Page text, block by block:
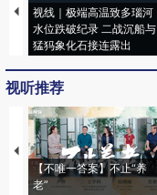
视线｜极端高温致多瑙河
水位跌破纪录 二战沉船与
猛犸象化石接连露出
视听推荐
【不唯一答案】不止“养
老”